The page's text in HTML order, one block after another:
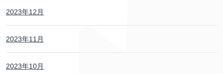
2023年12月
2023年11月
2023年10月